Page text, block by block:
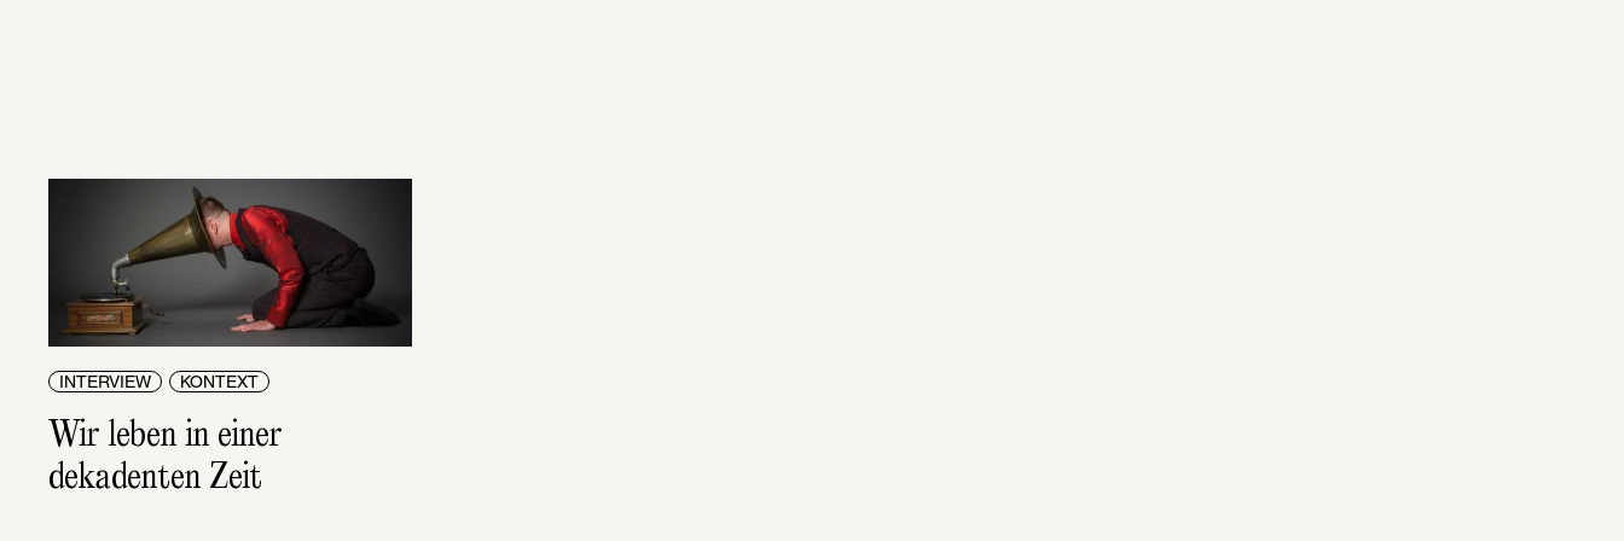
INTERVIEW KONTEXT
Wir leben in einer
dekadenten Zeit